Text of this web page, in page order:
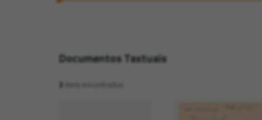
Documentos Textuais
2